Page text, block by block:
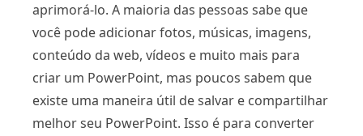
aprimorá-lo. A maioria das pessoas sabe que
você pode adicionar fotos, músicas, imagens,
conteúdo da web, vídeos e muito mais para
criar um PowerPoint, mas poucos sabem que
existe uma maneira útil de salvar e compartilhar
melhor seu PowerPoint. Isso é para converter